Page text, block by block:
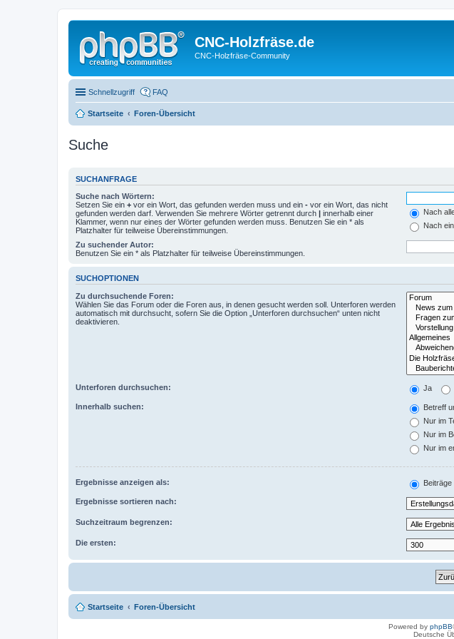
CNC-Holzfräse.de
CNC-Holzfräse-Community
Schnellzugriff FAQ
Startseite Foren-Übersicht
Suche
SUCHANFRAGE
Suche nach Wörtern:
Setzen Sie ein + vor ein Wort, das gefunden werden muss und ein - vor ein Wort, das nicht
gefunden werden darf. Verwenden Sie mehrere Wörter getrennt durch | innerhalb einer
Klammer, wenn nur eines der Wörter gefunden werden muss. Benutzen Sie ein * als
Platzhalter für teilweise Übereinstimmungen.
Nach
Nach
Zu suchender Autor:
Benutzen Sie ein * als Platzhalter für teilweise Übereinstimmungen.
SUCHOPTIONEN
Zu durchsuchende Foren:
Wählen Sie das Forum oder die Foren aus, in denen gesucht werden soll. Unterforen werden
automatisch mit durchsucht, sofern Sie die Option „Unterforen durchsuchen“ unten nicht
deaktivieren.
Unterforen durchsuchen: Ja
Innerhalb suchen:
Betreff
Nur im
Nur im
Nur im
Ergebnisse anzeigen als: Beiträge
Ergebnisse sortieren nach:
Suchzeitraum begrenzen:
Die ersten:
Startseite Foren-Übersicht
Powered by phpBB
Deutsche